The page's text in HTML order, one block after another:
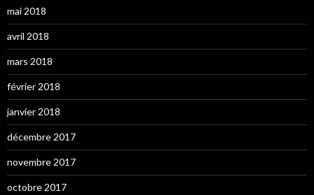
mai 2018
avril 2018
mars 2018
février 2018
janvier 2018
décembre 2017
novembre 2017
octobre 2017